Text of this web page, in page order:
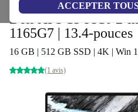
ACCEPTER
Dell XPS 13 9310 2-
1165G7 | 13.4-pouces
16 GB | 512 GB SSD | 4K | Win
(1 avis)